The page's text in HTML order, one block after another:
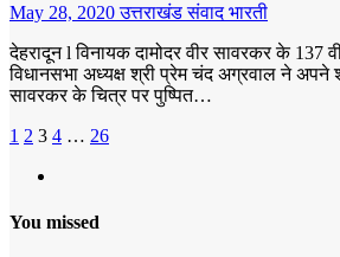
May 28, 2020उत्तराखंड संवाद भारती
देहरादून l विनायक दामोदर वीर सावरकर के
विधानसभा अध्यक्ष श्री प्रेम चंद अग्रवाल ने
सावरकर के चित्र पर पुष्पित…
Posts
pagination
1 2 3 4 … 26
You missed